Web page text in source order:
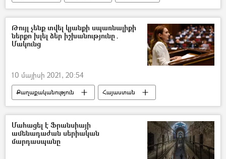
ուղղաթիռ
Թույլ չենք տվել կյանքի սպառնալիքի
ներքո խլել ձեր իշխանությունը․
Մակունց
10 մայիսի 2021, 20:54
Քաղաքականություն
Հայաստան
Լիլիթ Մակունց
Մահացել է Ֆրանսիայի
ամենադաժան սերիական
մարդասպանը